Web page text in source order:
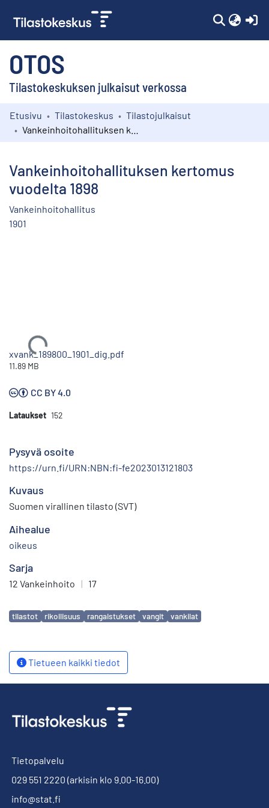
OTOS
Tilastokeskuksen julkaisut verkossa
Kokoelmat
Etusivu Tilastokeskus
Tilastojulkaisut
Vankeinhoitohallituksen kertomus
vuodelta 1898
Vankeinhoitohallitus
1901
Ladataan...
xvank_189800_1901_dig.pdf
11.89 MB
CC BY 4.0
Lataukset 152
Pysyvä osoite
https://urn.fi/URN:NBN:fi-fe2023013121803
Kuvaus
Suomen virallinen tilasto (SVT)
Aihealue
oikeus
Sarja
12 Vankeinhoito | 17
Avainsanat
tilastot rikollisuus rangaistukset vangit vankilat
Tietueen kaikki tiedot
Tietopalvelu
029 551 2220 (arkisin klo 9.00-16.00)
info@stat.fi